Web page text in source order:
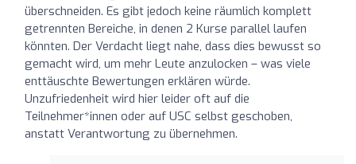
überschneiden. Es gibt jedoch keine räumlich komplett
getrennten Bereiche, in denen 2 Kurse parallel laufen
könnten. Der Verdacht liegt nahe, dass dies bewusst so
gemacht wird, um mehr Leute anzulocken – was viele
enttäuschte Bewertungen erklären würde.
Unzufriedenheit wird hier leider oft auf die
Teilnehmer*innen oder auf USC selbst geschoben,
anstatt Verantwortung zu übernehmen.